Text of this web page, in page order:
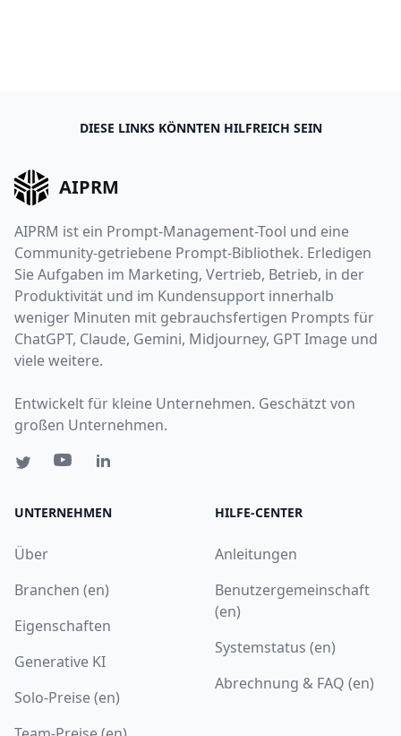
DIESE LINKS KÖNNTEN HILFREICH SEIN
AIPRM
AIPRM ist ein Prompt-Management-Tool und eine
Community-getriebene Prompt-Bibliothek. Erledigen
Sie Aufgaben im Marketing, Vertrieb, Betrieb, in der
Produktivität und im Kundensupport innerhalb
weniger Minuten mit gebrauchsfertigen Prompts für
ChatGPT, Claude, Gemini, Midjourney, GPT Image und
viele weitere.
Entwickelt für kleine Unternehmen. Geschätzt von
großen Unternehmen.
UNTERNEHMEN
Über
Branchen (en)
Eigenschaften
Generative KI
Solo-Preise (en)
HILFE-CENTER
Anleitungen
Benutzergemeinschaft
(en)
Systemstatus (en)
Abrechnung & FAQ (en)